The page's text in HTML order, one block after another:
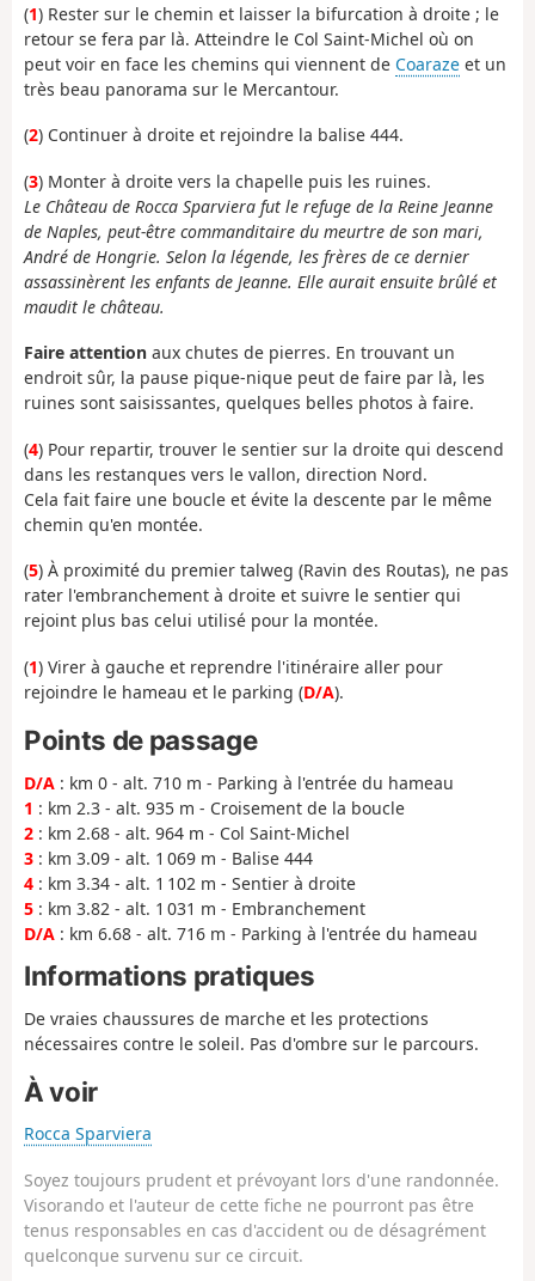
(1) Rester sur le chemin et laisser la bifurcation à droite ; le
retour se fera par là. Atteindre le Col Saint-Michel où on
peut voir en face les chemins qui viennent de Coaraze et un
très beau panorama sur le Mercantour.
(2) Continuer à droite et rejoindre la balise 444.
(3) Monter à droite vers la chapelle puis les ruines.
Le Château de Rocca Sparviera fut le refuge de la Reine Jeanne
de Naples, peut-être commanditaire du meurtre de son mari,
André de Hongrie. Selon la légende, les frères de ce dernier
assassinèrent les enfants de Jeanne. Elle aurait ensuite brûlé et
maudit le château.
Faire attention aux chutes de pierres. En trouvant un
endroit sûr, la pause pique-nique peut de faire par là, les
ruines sont saisissantes, quelques belles photos à faire.
(4) Pour repartir, trouver le sentier sur la droite qui descend
dans les restanques vers le vallon, direction Nord.
Cela fait faire une boucle et évite la descente par le même
chemin qu'en montée.
(5) À proximité du premier talweg (Ravin des Routas), ne pas
rater l'embranchement à droite et suivre le sentier qui
rejoint plus bas celui utilisé pour la montée.
(1) Virer à gauche et reprendre l'itinéraire aller pour
rejoindre le hameau et le parking (D/A).
Points de passage
D/A : km 0 - alt. 710 m - Parking à l'entrée du hameau
1 : km 2.3 - alt. 935 m - Croisement de la boucle
2 : km 2.68 - alt. 964 m - Col Saint-Michel
3 : km 3.09 - alt. 1 069 m - Balise 444
4 : km 3.34 - alt. 1 102 m - Sentier à droite
5 : km 3.82 - alt. 1 031 m - Embranchement
D/A : km 6.68 - alt. 716 m - Parking à l'entrée du hameau
Informations pratiques
De vraies chaussures de marche et les protections
nécessaires contre le soleil. Pas d'ombre sur le parcours.
À voir
Rocca Sparviera
Soyez toujours prudent et prévoyant lors d'une randonnée.
Visorando et l'auteur de cette fiche ne pourront pas être
tenus responsables en cas d'accident ou de désagrément
quelconque survenu sur ce circuit.